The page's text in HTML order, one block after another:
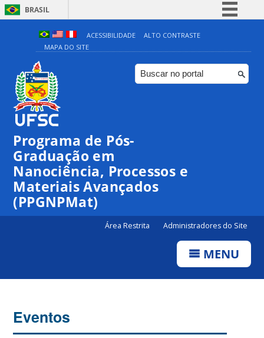
BRASIL
Simplifique!
Comunica BR
Participe
ACESSIBILIDADE
ALTO CONTRASTE
MAPA DO SITE
Programa de Pós-
Graduação em
Nanociência, Processos e
Materiais Avançados
(PPGNPMat)
Área Restrita Administradores do Site
MENU
Eventos